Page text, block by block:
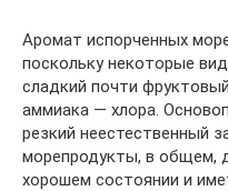
Аромат испорченных
поскольку некоторые
сладкий почти
аммиака — хлора.
резкий неестественный
морепродукты, в общем,
хорошем состоянии и